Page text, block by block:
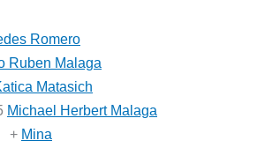
Romero
Ruben Malaga
Matasich
Michael Herbert Malaga
+ Mina